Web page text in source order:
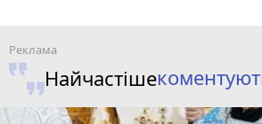
Найчастіше